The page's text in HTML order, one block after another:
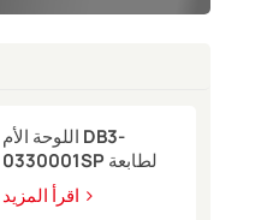
اللوحة الأم DB3-
0330001SP لطابعة
Domino A-GP النافثة
للحبر